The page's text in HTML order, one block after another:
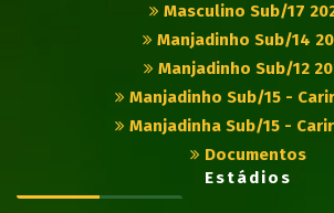
Masculino Sub/17
Manjadinho Sub/14
Manjadinho Sub/12
Manjadinho Sub/15 -
Manjadinha Sub/15 -
Documentos
Estádios